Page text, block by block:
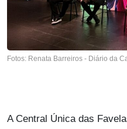
Fotos: Renata Barreiros - Diário da
A Central Única das